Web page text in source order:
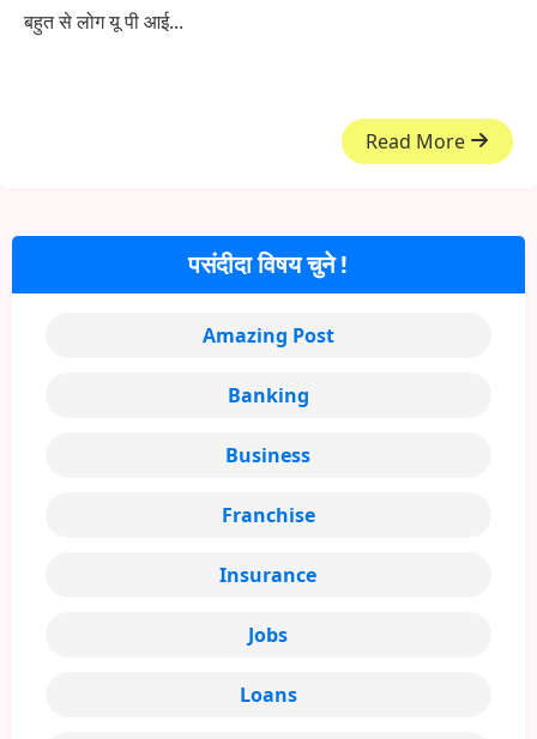
बहुत से लोग यू पी आई...
Read More
पसंदीदा विषय चुने !
Amazing Post
Banking
Business
Franchise
Insurance
Jobs
Loans